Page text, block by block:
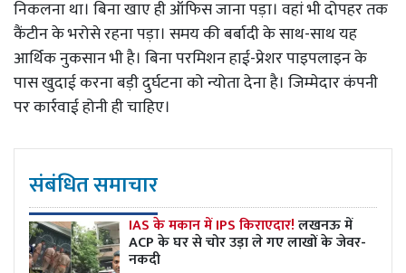
निकलना था। बिना खाए ही ऑफिस जाना पड़ा। वहां भी दोपहर तक
कैंटीन के भरोसे रहना पड़ा। समय की बर्बादी के साथ-साथ यह
आर्थिक नुकसान भी है। बिना परमिशन हाई-प्रेशर पाइपलाइन के
पास खुदाई करना बड़ी दुर्घटना को न्योता देना है। जिम्मेदार कंपनी
पर कार्रवाई होनी ही चाहिए।
संबंधित समाचार
IAS के मकान में IPS किराएदार!लखनऊ में
ACP के घर से चोर उड़ा ले गए लाखों के जेवर-
नकदी